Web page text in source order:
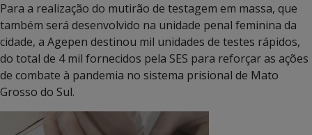
Para a realização do mutirão de testagem em massa, que
também será desenvolvido na unidade penal feminina da
cidade, a Agepen destinou mil unidades de testes rápidos,
do total de 4 mil fornecidos pela SES para reforçar as ações
de combate à pandemia no sistema prisional de Mato
Grosso do Sul.